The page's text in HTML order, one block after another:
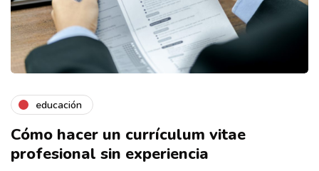
educación
Cómo hacer un currículum vitae
profesional sin experiencia